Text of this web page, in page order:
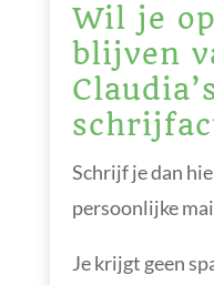
Wil je
blijven
Schrijf je dan
persoonlijke
Je krijgt geen